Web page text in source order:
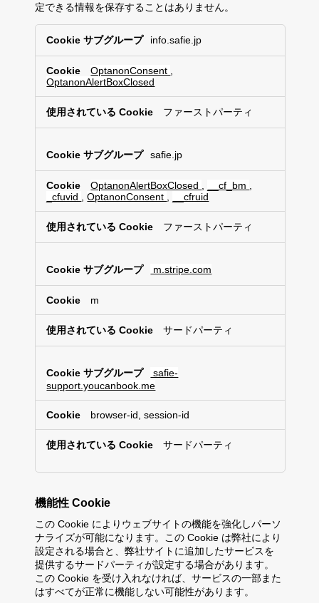
定できる情報を保存することはありません。
必
要
i
info.safie.jp
OptanonConsent
OptanonAlertBoxClosed
ファーストパーティ
safie.jp
OptanonAlertBoxClosed __cf_bm
_cfuvid
,OptanonConsent __cfruid
ファーストパーティ
m.stripe.com
m
サードパーティ
safie-
support.youcanbook.me
browser-id, session-id
サードパーティ
機能性 Cookie
この Cookie によりウェブサイトの機能を強化しパーソ
ナライズが可能になります。この Cookie は弊社により
設定される場合と、弊社サイトに追加したサービスを
提供するサードパーティが設定する場合があります。
この Cookie を受け入れなければ、サービスの一部また
はすべてが正常に機能しない可能性があります。